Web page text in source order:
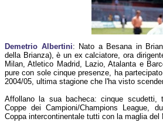
Demetrio Albertini: Nato a Besana in
della Brianza), è un ex calciatore, ora
Milan, Atletico Madrid, Lazio, Atalanta e
pure con sole cinque presenze, ha
2004/05, ultima stagione che l'ha visto
Affollano la sua bacheca: cinque scudetti,
Coppe dei Campioni/Champions League,
Coppa intercontinentale tutti con la maglia del